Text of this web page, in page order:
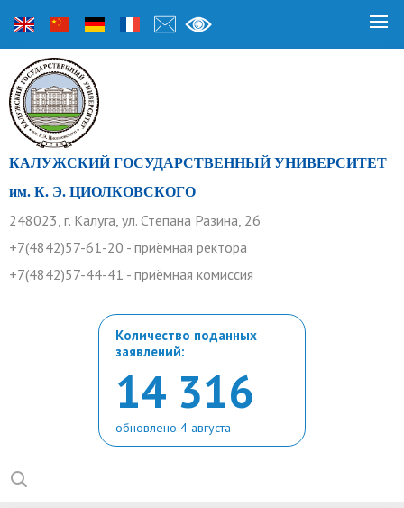
КАЛУЖСКИЙ ГОСУДАРСТВЕННЫЙ УНИВЕРСИТЕТ
им. К. Э. ЦИОЛКОВСКОГО
248023, г. Калуга, ул. Степана Разина, 26
+7(4842)57-61-20 - приёмная ректора
+7(4842)57-44-41 - приёмная комиссия
Количество поданных
заявлений:
14 316
обновлено 4 августа